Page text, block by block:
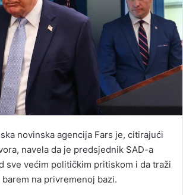
novinska agencija Fars je, citirajući
navela da je predsjednik SAD-a
sve većim političkim pritiskom i da traži
na privremenoj bazi.